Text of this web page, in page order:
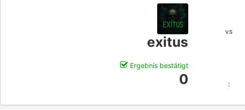
exitus
vs
Ergebnis bestätigt
0 :